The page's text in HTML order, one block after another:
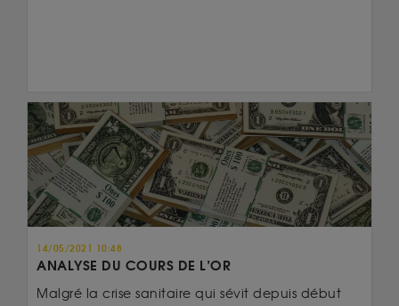
14/05/2021 10:48
ANALYSE DU COURS DE L’OR
Malgré la crise sanitaire qui sévit depuis début